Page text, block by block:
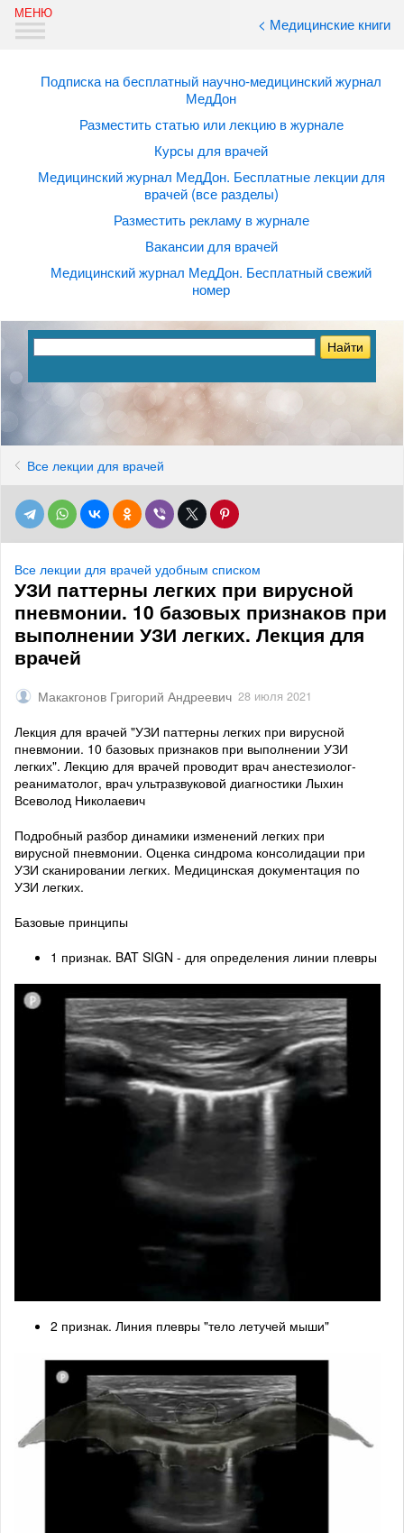
< Медицинские книги
Подписка на бесплатный научно-медицинский журнал
МедДон
Разместить статью или лекцию в журнале
Курсы для врачей
Медицинский журнал МедДон. Бесплатные лекции для
врачей (все разделы)
Разместить рекламу в журнале
Вакансии для врачей
Медицинский журнал МедДон. Бесплатный свежий
номер
Все лекции для врачей
Все лекции для врачей удобным списком
УЗИ паттерны легких при вирусной
пневмонии. 10 базовых признаков при
выполнении УЗИ легких. Лекция для
врачей
Макакгонов Григорий Андреевич 28 июля 2021
Лекция для врачей "УЗИ паттерны легких при вирусной
пневмонии. 10 базовых признаков при выполнении УЗИ
легких". Лекцию для врачей проводит врач анестезиолог-
реаниматолог, врач ультразвуковой диагностики Лыхин
Всеволод Николаевич
Подробный разбор динамики изменений легких при
вирусной пневмонии. Оценка синдрома консолидации при
УЗИ сканировании легких. Медицинская документация по
УЗИ легких.
Базовые принципы
1 признак. BAT SIGN - для определения линии плевры
2 признак. Линия плевры "тело летучей мыши"